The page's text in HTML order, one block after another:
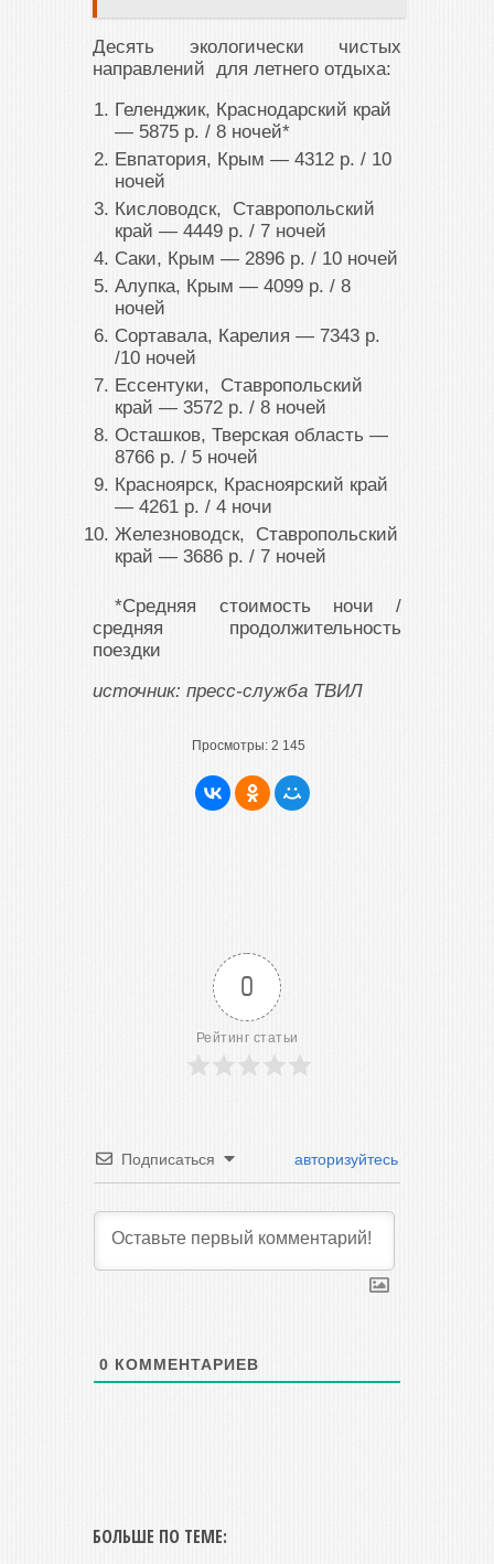
Десять экологически чистых
направлений для летнего отдыха:
Геленджик, Краснодарский край
― 5875 р. / 8 ночей*
Евпатория, Крым ― 4312 р. / 10
ночей
Кисловодск, Ставропольский
край ― 4449 р. / 7 ночей
Саки, Крым ― 2896 р. / 10 ночей
Алупка, Крым ― 4099 р. / 8
ночей
Сортавала, Карелия ― 7343 р.
/10 ночей
Ессентуки, Ставропольский
край ― 3572 р. / 8 ночей
Осташков, Тверская область ―
8766 р. / 5 ночей
Красноярск, Красноярский край
― 4261 р. / 4 ночи
Железноводск, Ставропольский
край ― 3686 р. / 7 ночей
*Средняя стоимость ночи /
средняя продолжительность
поездки
источник: пресс-служба ТВИЛ
Просмотры: 2 145
0
Рейтинг статьи
Подписаться авторизуйтесь
0 КОММЕНТАРИЕВ
БОЛЬШЕ ПО ТЕМЕ: